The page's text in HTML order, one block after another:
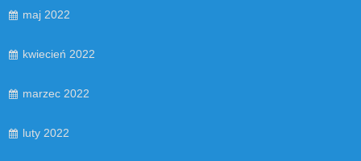
maj 2022
kwiecień 2022
marzec 2022
luty 2022